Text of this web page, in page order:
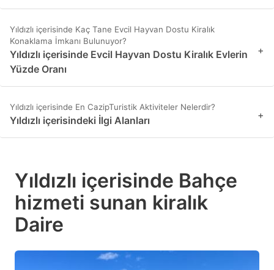
Yıldızlı içerisinde Kaç Tane Evcil Hayvan Dostu Kiralık
Konaklama İmkanı Bulunuyor?
Yıldızlı içerisinde Evcil Hayvan Dostu Kiralık Evlerin
Yüzde Oranı
+
Yıldızlı içerisinde En CazipTuristik Aktiviteler Nelerdir?
Yıldızlı içerisindeki İlgi Alanları +
Yıldızlı içerisinde Bahçe
hizmeti sunan kiralık
Daire